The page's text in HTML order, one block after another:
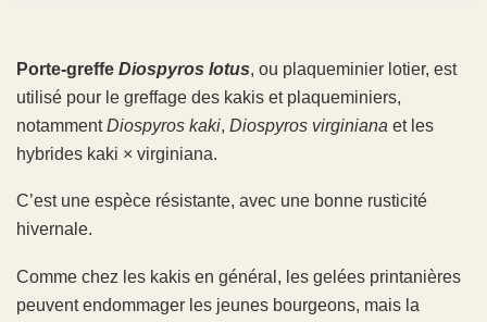
Porte-greffe Diospyros lotus, ou plaqueminier lotier, est
utilisé pour le greffage des kakis et plaqueminiers,
notammentDiospyros kaki, Diospyros virginiana et les
hybrides kaki × virginiana.
C’est une espèce résistante, avec une bonne rusticité
hivernale.
Comme chez les kakis en général, les gelées printanières
peuvent endommager les jeunes bourgeons, mais la